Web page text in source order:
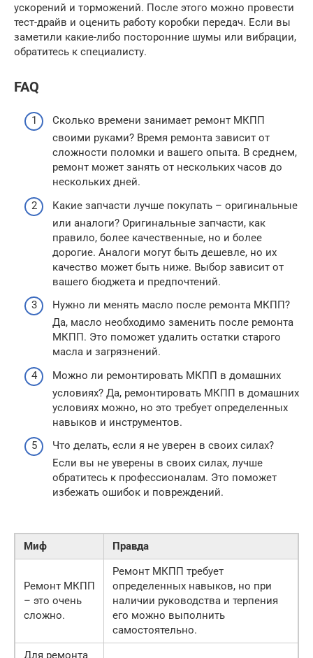
ускорений и торможений. После этого можно провести
тест-драйв и оценить работу коробки передач. Если вы
заметили какие-либо посторонние шумы или вибрации,
обратитесь к специалисту.
FAQ
Сколько времени занимает ремонт МКПП
своими руками? Время ремонта зависит от
сложности поломки и вашего опыта. В среднем,
ремонт может занять от нескольких часов до
нескольких дней.
Какие запчасти лучше покупать – оригинальные
или аналоги? Оригинальные запчасти, как
правило, более качественные, но и более
дорогие. Аналоги могут быть дешевле, но их
качество может быть ниже. Выбор зависит от
вашего бюджета и предпочтений.
Нужно ли менять масло после ремонта МКПП?
Да, масло необходимо заменить после ремонта
МКПП. Это поможет удалить остатки старого
масла и загрязнений.
Можно ли ремонтировать МКПП в домашних
условиях? Да, ремонтировать МКПП в домашних
условиях можно, но это требует определенных
навыков и инструментов.
Что делать, если я не уверен в своих силах?
Если вы не уверены в своих силах, лучше
обратитесь к профессионалам. Это поможет
избежать ошибок и повреждений.
Миф Правда
Ремонт МКПП
– это очень
сложно.
Ремонт МКПП требует
определенных навыков, но при
наличии руководства и терпения
его можно выполнить
самостоятельно.
Для ремонта